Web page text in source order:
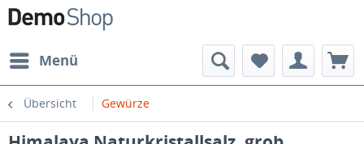
Menü
Übersicht Gewürze